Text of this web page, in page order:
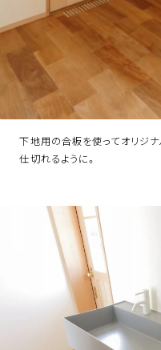
下地用の合板を使ってオリジ
仕切れるように。